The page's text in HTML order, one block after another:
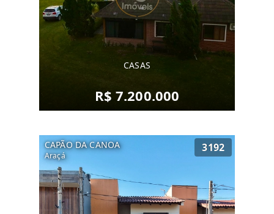
CASAS
R$ 7.200.000
CAPÃO DA CANOA
Araçá
3192